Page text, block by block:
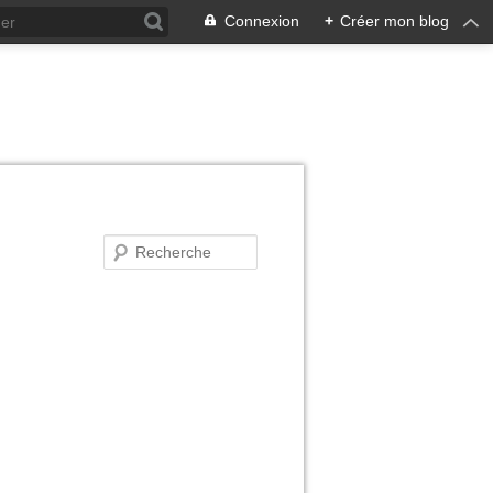
Connexion + Créer mon blog